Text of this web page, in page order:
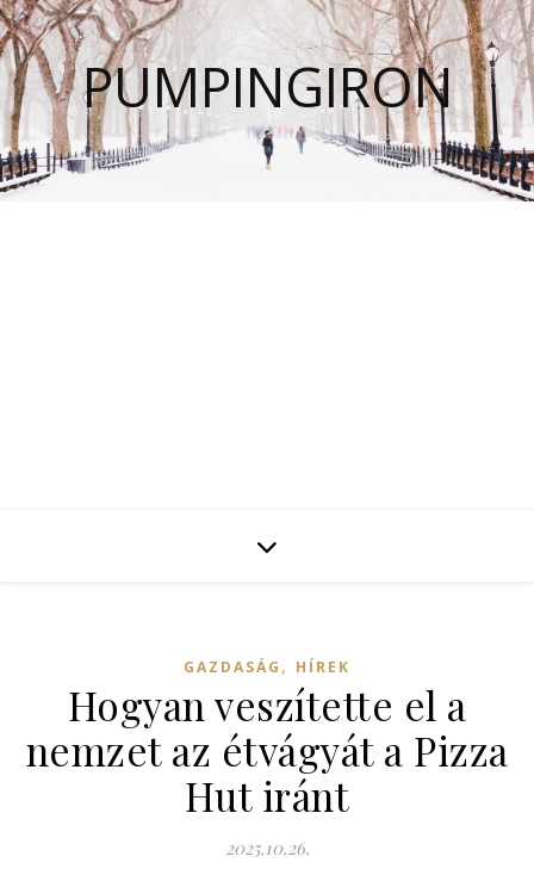
PUMPINGIRON
GAZDASÁG , HÍREK
Hogyan veszítette el a
nemzet az étvágyát a Pizza
Hut iránt
2025.10.26.